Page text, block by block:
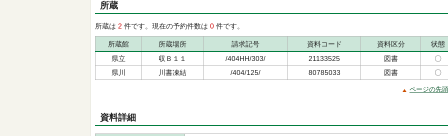
所蔵
所蔵は 2 件です。現在の予約件数は 0 件です。
所蔵館 所蔵場所 請求記号 資料コード 資料区分
状態
県立
収Ｂ１１ /404HH/303/ 21133525 図書
〇
県川
川書凍結 /404/125/ 80785033 図書 〇
ページの先
資料詳細